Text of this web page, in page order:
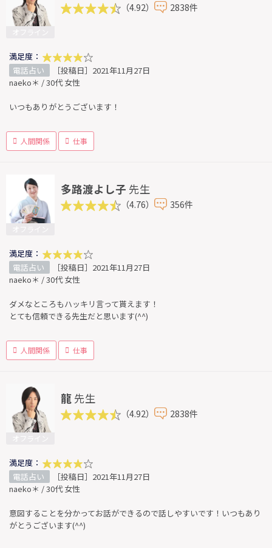
（4.92） 2838件
満足度：
電話占い
［投稿日］2021年11月27日
naeko＊ / 30代 女性
いつもありがとうございます！
人間関係 仕事
多路渡よし子 先生
（4.76） 356件
満足度：
電話占い
［投稿日］2021年11月27日
naeko＊ / 30代 女性
ダメなところもハッキリ言って貰えます！
とても信頼できる先生だと思います(^^)
人間関係 仕事
龍 先生
（4.92） 2838件
満足度：
電話占い
［投稿日］2021年11月27日
naeko＊ / 30代 女性
意図することを分かってお話ができるので話しやすいです！いつもあり
がとうございます(^^)